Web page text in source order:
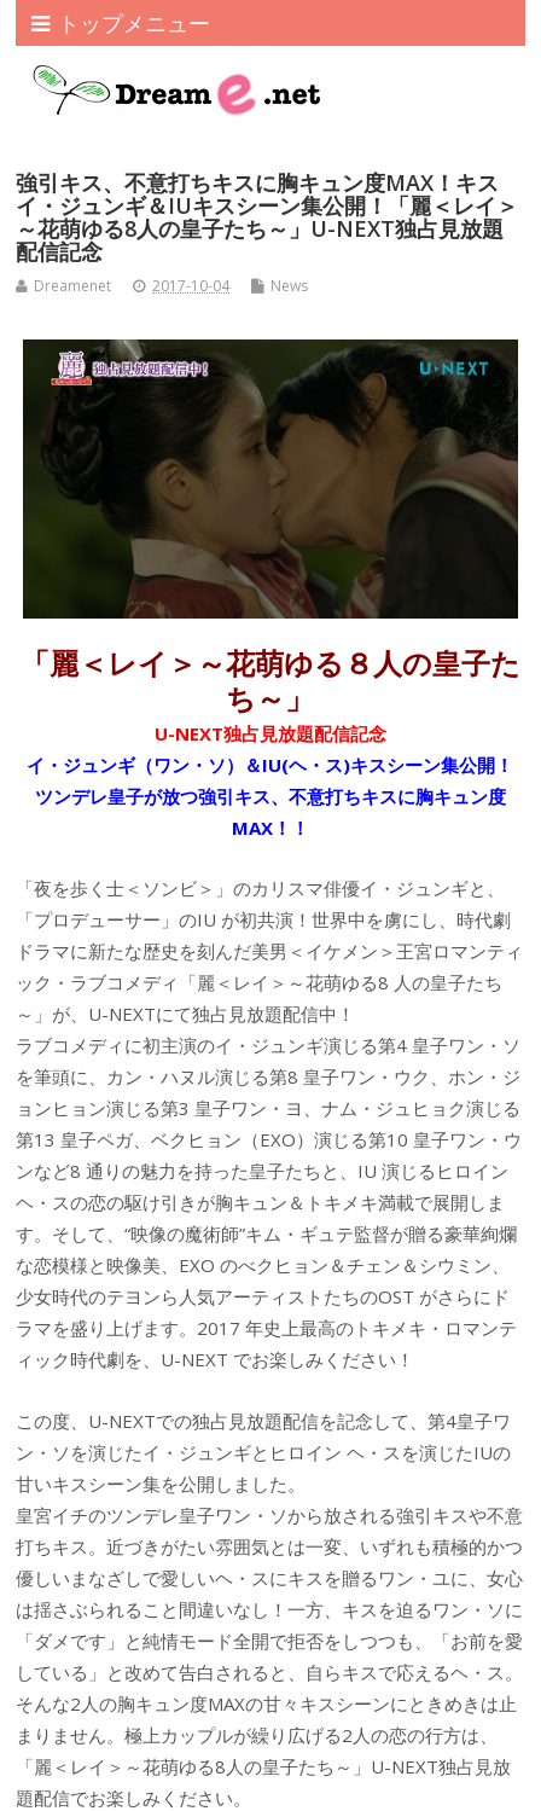
トップメニュー
強引キス、不意打ちキスに胸キュン度MAX！キス
イ・ジュンギ＆IUキスシーン集公開！「麗＜レイ＞
～花萌ゆる8人の皇子たち～」U-NEXT独占見放題
配信記念
Dreamenet 2017-10-04 News
「麗＜レイ＞～花萌ゆる８人の皇子た
ち～」
U-NEXT独占見放題配信記念
イ・ジュンギ（ワン・ソ）＆IU(ヘ・ス)キスシーン集公開！
ツンデレ皇子が放つ強引キス、不意打ちキスに胸キュン度
MAX！！
「夜を歩く士＜ソンビ＞」のカリスマ俳優イ・ジュンギと、
「プロデューサー」のIU が初共演！世界中を虜にし、時代劇
ドラマに新たな歴史を刻んだ美男＜イケメン＞王宮ロマンティ
ック・ラブコメディ「麗＜レイ＞～花萌ゆる8 人の皇子たち
～」が、U-NEXTにて独占見放題配信中！
ラブコメディに初主演のイ・ジュンギ演じる第4 皇子ワン・ソ
を筆頭に、カン・ハヌル演じる第8 皇子ワン・ウク、ホン・ジ
ョンヒョン演じる第3 皇子ワン・ヨ、ナム・ジュヒョク演じる
第13 皇子ペガ、ベクヒョン（EXO）演じる第10 皇子ワン・ウ
ンなど8 通りの魅力を持った皇子たちと、IU 演じるヒロイン
ヘ・スの恋の駆け引きが胸キュン＆トキメキ満載で展開しま
す。そして、“映像の魔術師”キム・ギュテ監督が贈る豪華絢爛
な恋模様と映像美、EXO のべクヒョン＆チェン＆シウミン、
少女時代のテヨンら人気アーティストたちのOST がさらにド
ラマを盛り上げます。2017 年史上最高のトキメキ・ロマンテ
ィック時代劇を、U-NEXT でお楽しみください！
この度、U-NEXTでの独占見放題配信を記念して、第4皇子ワ
ン・ソを演じたイ・ジュンギとヒロイン ヘ・スを演じたIUの
甘いキスシーン集を公開しました。
皇宮イチのツンデレ皇子ワン・ソから放される強引キスや不意
打ちキス。近づきがたい雰囲気とは一変、いずれも積極的かつ
優しいまなざしで愛しいヘ・スにキスを贈るワン・ユに、女心
は揺さぶられること間違いなし！一方、キスを迫るワン・ソに
「ダメです」と純情モード全開で拒否をしつつも、「お前を愛
している」と改めて告白されると、自らキスで応えるヘ・ス。
そんな2人の胸キュン度MAXの甘々キスシーンにときめきは止
まりません。極上カップルが繰り広げる2人の恋の行方は、
「麗＜レイ＞～花萌ゆる8人の皇子たち～」U-NEXT独占見放
題配信でお楽しみください。